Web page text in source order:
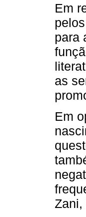
Em
para
as
Em
Zani,